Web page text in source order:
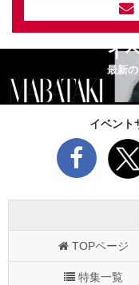
イ
最新
イベント
TOPページ
特集一覧